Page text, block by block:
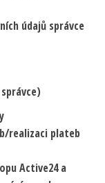
údajů správce
realizaci plateb
Active24 a